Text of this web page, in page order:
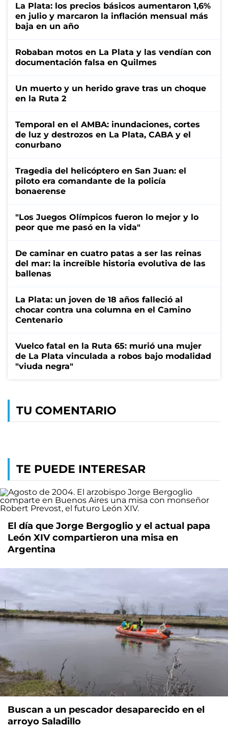
La Plata: los precios básicos aumentaron 1,6%
en julio y marcaron la inflación mensual más
baja en un año
Robaban motos en La Plata y las vendían con
documentación falsa en Quilmes
Un muerto y un herido grave tras un choque
en la Ruta 2
Temporal en el AMBA: inundaciones, cortes
de luz y destrozos en La Plata, CABA y el
conurbano
Tragedia del helicóptero en San Juan: el
piloto era comandante de la policía
bonaerense
"Los Juegos Olímpicos fueron lo mejor y lo
peor que me pasó en la vida"
De caminar en cuatro patas a ser las reinas
del mar: la increíble historia evolutiva de las
ballenas
La Plata: un joven de 18 años falleció al
chocar contra una columna en el Camino
Centenario
Vuelco fatal en la Ruta 65: murió una mujer
de La Plata vinculada a robos bajo modalidad
"viuda negra"
TU COMENTARIO
TE PUEDE INTERESAR
El día que Jorge Bergoglio y el actual papa
León XIV compartieron una misa en
Argentina
Buscan a un pescador desaparecido en el
arroyo Saladillo